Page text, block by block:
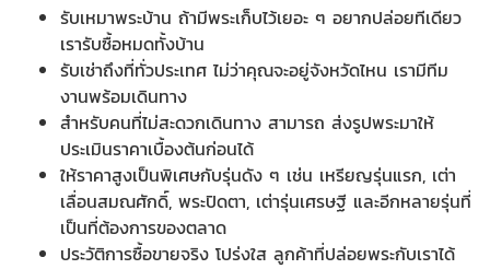
รับเหมาพระบ้าน ถ้ามีพระเก็บไว้เยอะ ๆ อยากปล่อยทีเดียว
เรารับซื้อหมดทั้งบ้าน
รับเช่าถึงที่ทั่วประเทศ ไม่ว่าคุณจะอยู่จังหวัดไหน เรามีทีม
งานพร้อมเดินทาง
สำหรับคนที่ไม่สะดวกเดินทาง สามารถ ส่งรูปพระมาให้
ประเมินราคาเบื้องต้นก่อนได้
ให้ราคาสูงเป็นพิเศษกับรุ่นดัง ๆ เช่น เหรียญรุ่นแรก, เต่า
เลื่อนสมณศักดิ์, พระปิดตา, เต่ารุ่นเศรษฐี และอีกหลายรุ่นที่
เป็นที่ต้องการของตลาด
ประวัติการซื้อขายจริง โปร่งใส ลูกค้าที่ปล่อยพระกับเราได้